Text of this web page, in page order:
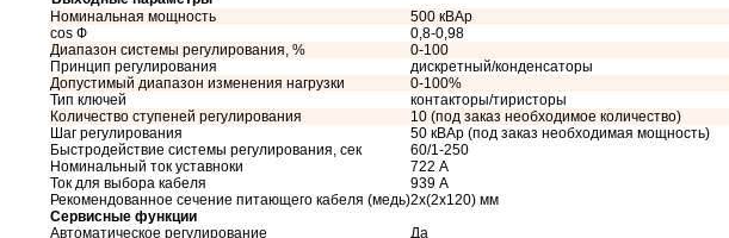
Номинальная мощность
500 кВАр
cos Ф
0,8-0,98
Диапазон системы регулирования, %
0-100
Принцип регулирования
дискретный/конденсаторы
Допустимый диапазон изменения нагрузки
0-100%
Тип ключей
контакторы/тиристоры
Количество ступеней регулирования
10 (под заказ необходимое количество)
Шаг регулирования
50 кВАр (под заказ необходимая мощность)
Быстродействие системы регулирования, сек
60/1-250
Номинальный ток уставноки
722 А
Ток для выбора кабеля
939 А
Рекомендованное сечение питающего кабеля (медь)2x(2x120) мм
Сервисные функции
Автоматическое регулирование
Да